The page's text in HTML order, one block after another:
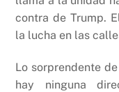
contra de Trump.
la lucha en las
Lo sorprendente
hay ninguna